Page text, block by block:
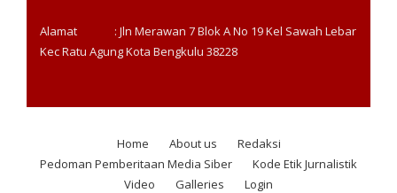
Alamat : Jln Merawan 7 Blok A No 19 Kel Sawah Lebar
Kec Ratu Agung Kota Bengkulu 38228
Footer
Home About us
Redaksi
Pedoman Pemberitaan Media Siber
Kode Etik Jurnalistik
Video
Galleries Login